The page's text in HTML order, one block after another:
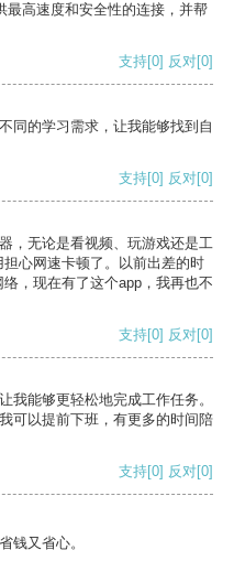
最高速度和安全性的连接，并帮
支持[0] 反对[0]
同的学习需求，让我能够找到自
支持[0] 反对[0]
，无论是看视频、玩游戏还是工
心网速卡顿了。以前出差的时
，现在有了这个app，我再也不
支持[0] 反对[0]
我能够更轻松地完成工作任务。
可以提前下班，有更多的时间陪
支持[0] 反对[0]
钱又省心。